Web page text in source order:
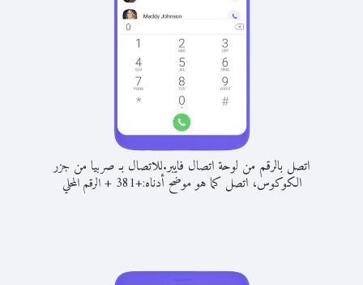
اتصل بالرقم من لوحة اتصال فايبر.للاتصال بـ صربيا من جزر
الكوكوس، اتصل كما هو موضح أدناه:+
381
+الرقم المحلي